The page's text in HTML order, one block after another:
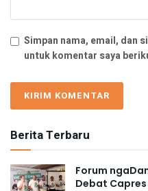
Simpan nama, email, dan
untuk komentar saya
Berita Terbaru
Forum
Debat